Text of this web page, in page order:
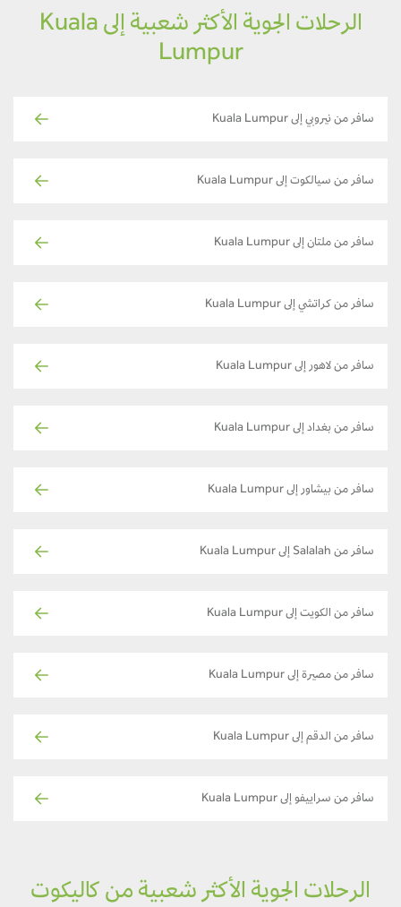
الرحلات الجوية الأكثر شعبية إلى Kuala
Lumpur
سافر من نيروبي إلى Kuala Lumpur
سافر من سيالكوت إلى Kuala Lumpur
سافر من ملتان إلى Kuala Lumpur
سافر من كراتشي إلى Kuala Lumpur
سافر من لاهور إلى Kuala Lumpur
سافر من بغداد إلى Kuala Lumpur
سافر من بيشاور إلى Kuala Lumpur
سافر من Salalah إلى Kuala Lumpur
سافر من الكويت إلى Kuala Lumpur
سافر من مصيرة إلى Kuala Lumpur
سافر من الدقم إلى Kuala Lumpur
سافر من سراييفو إلى Kuala Lumpur
الرحلات الجوية الأكثر شعبية من كاليكوت